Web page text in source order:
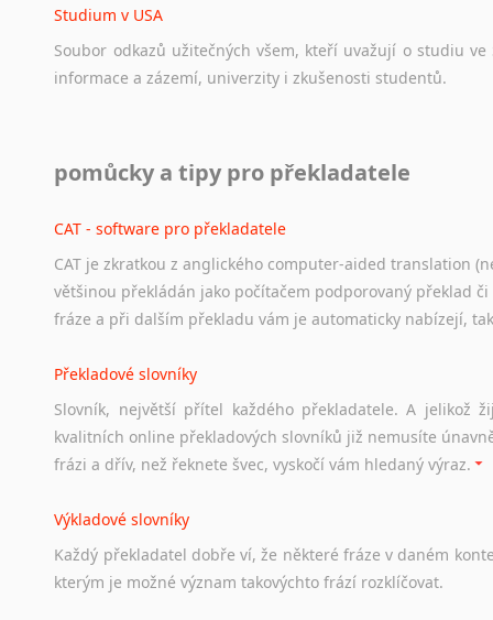
Studium v USA
Soubor odkazů užitečných všem, kteří uvažují o studiu ve
informace a zázemí, univerzity i zkušenosti studentů.
Odkazy poskytující cenné informace nekomerčního
Studium v Austrálii
Soubor odkazů užitečných všem, kteří uvažují o studiu v
a zázemí, australské univerzity a samozřejmě i osobní
Práce v Austrálii
Odkazy poskytující cenné informace nekomerčního
hledat práci na internetu případně osobní zkušenosti
Hledáte-li
práci
stejná obecná pravidla, jako pro český životopis. Tak dost
pomůcky a tipy pro překladatele
CAT - software pro překladatele
CAT je zkratkou z anglického computer-aided translation
většinou překládán jako počítačem podporovaný překlad
fráze a při dalším překladu vám je automaticky nabízejí,
Překladové slovníky
Slovník, největší přítel každého překladatele. A jelikož
kvalitních online překladových slovníků již nemusíte
frázi a dřív, než řeknete švec, vyskočí vám hledaný výraz.
Výkladové slovníky
Každý překladatel dobře ví, že některé fráze v daném
kterým je možné význam takovýchto frází rozklíčovat.